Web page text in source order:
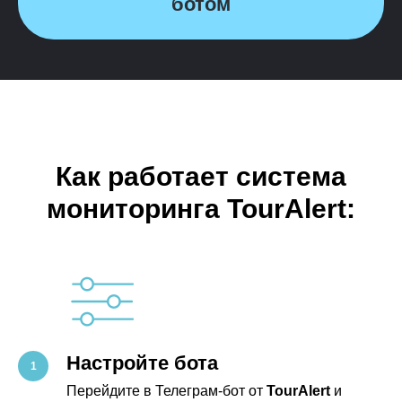
Как работает система
мониторинга TourAlert:
Настройте бота
Перейдите в Телеграм-бот от TourAlert и